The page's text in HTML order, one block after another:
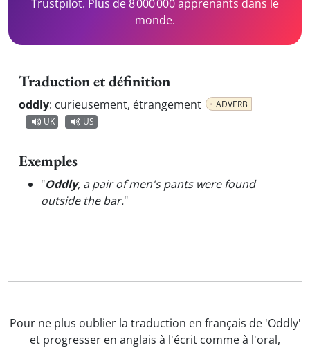
Trustpilot. Plus de 8 000 000 apprenants dans le
monde.
Traduction et définition
oddly: curieusement, étrangement
ADVERB
UK
US
Exemples
"Oddly, a pair of men's pants were found
outside the bar."
Pour ne plus oublier la traduction en français de 'Oddly'
et progresser en anglais à l'écrit comme à l'oral,